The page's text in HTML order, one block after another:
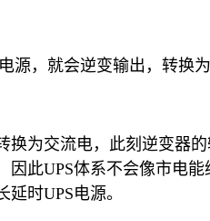
，就会逆变输出，转换
换为交流电，此刻逆变器
此UPS体系不会像市电
时UPS电源。